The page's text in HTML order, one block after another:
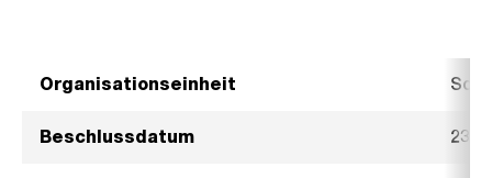
Organisationseinheit
Beschlussdatum 23.